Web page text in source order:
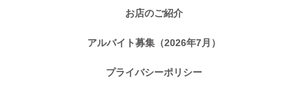
お店のご紹介
アルバイト募集（2026年7月）
プライバシーポリシー